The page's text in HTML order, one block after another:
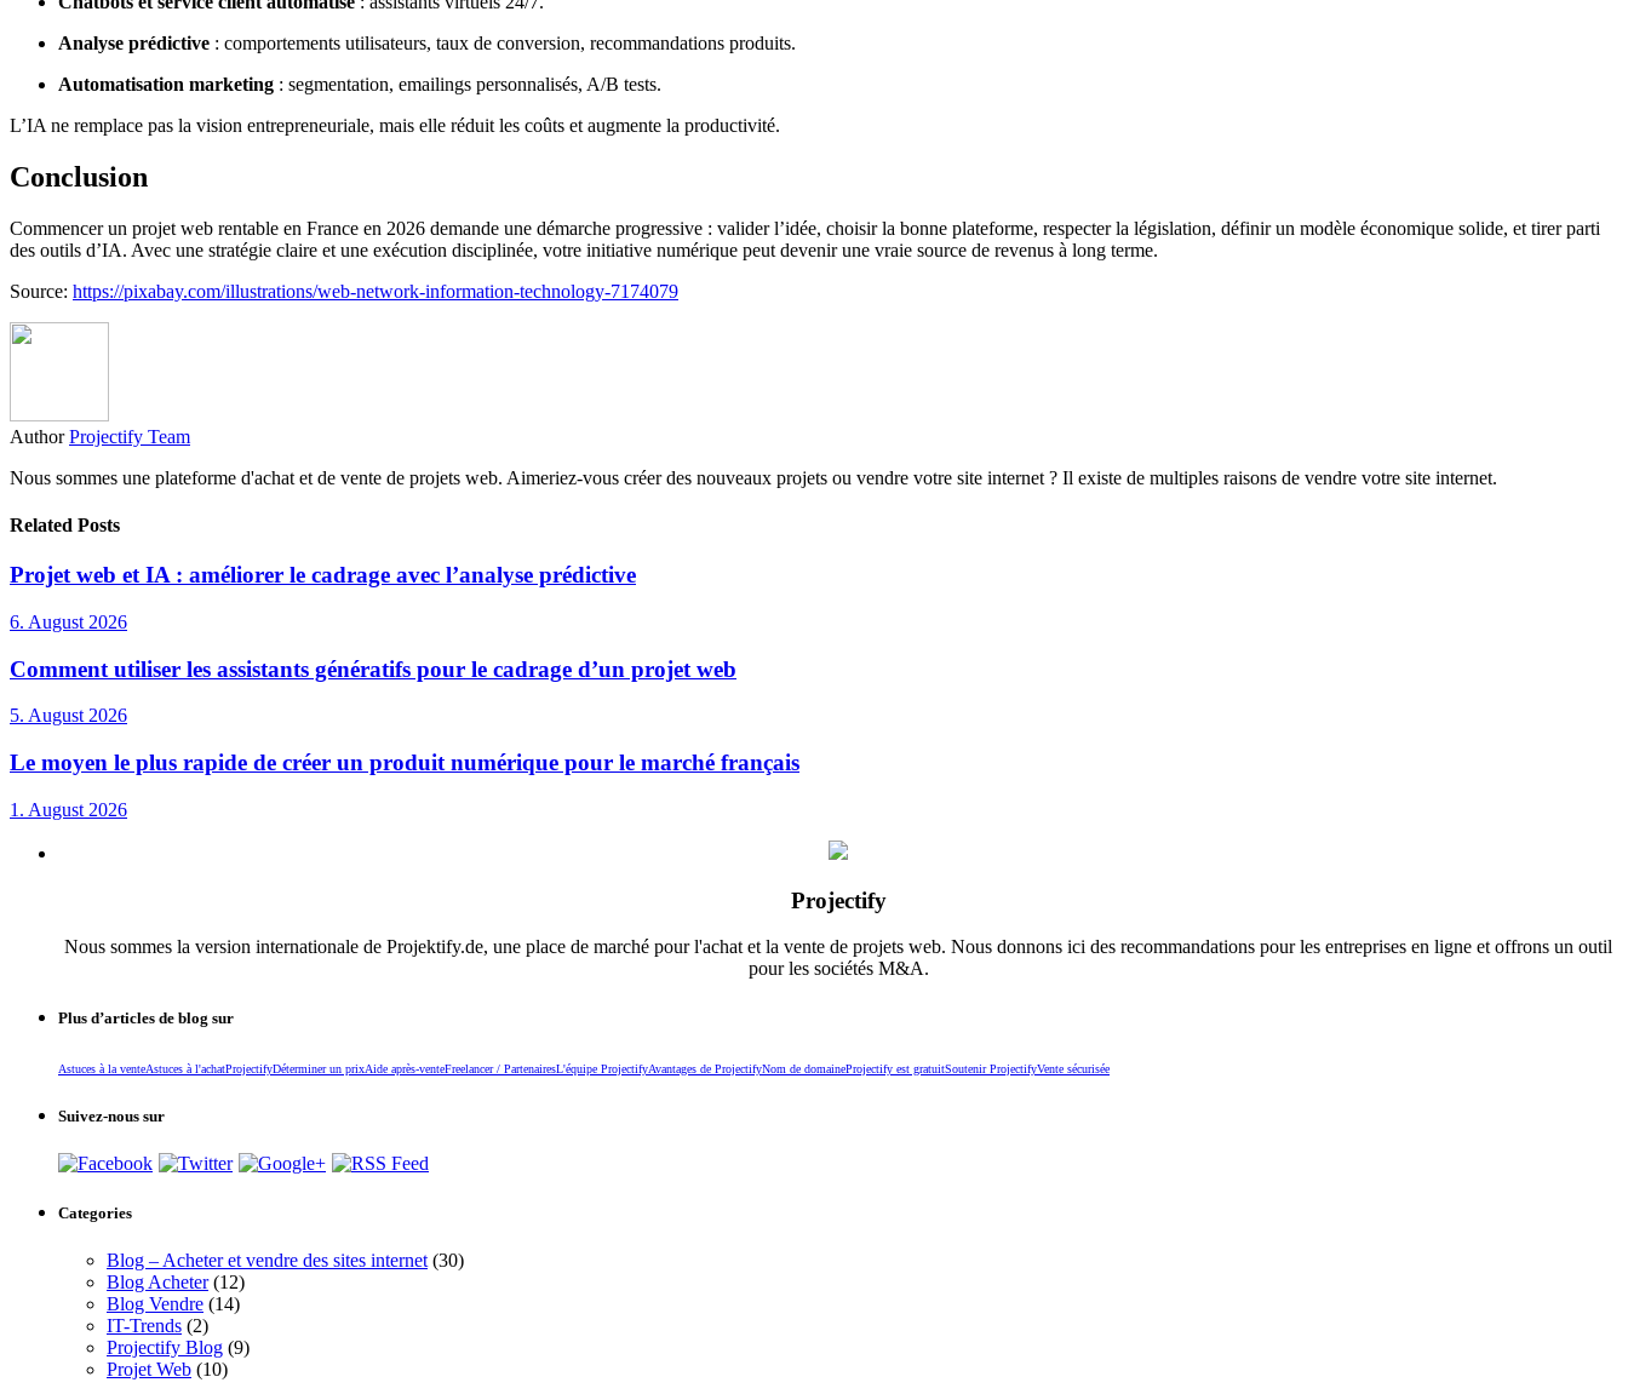
Analyse prédictive : comportements utilisateurs, taux de conversion, recommandations produits.
Automatisation marketing : segmentation, emailings personnalisés, A/B tests.
L’IA ne remplace pas la vision entrepreneuriale, mais elle réduit les coûts et augmente la productivité.
Conclusion
Commencer un projet web rentable en France en 2026 demande une démarche progressive : valider l’idée, choisir la bonne plateforme, respecter la législation, définir un modèle économique solide, et tirer parti
des outils d’IA. Avec une stratégie claire et une exécution disciplinée, votre initiative numérique peut devenir une vraie source de revenus à long terme.
Source: https://pixabay.com/illustrations/web-network-information-technology-7174079
Author Projectify Team
Nous sommes une plateforme d'achat et de vente de projets web. Aimeriez-vous créer des nouveaux projets ou vendre votre site internet ? Il existe de multiples raisons de vendre votre site internet.
Related Posts
Projet web et IA : améliorer le cadrage avec l’analyse prédictive
6. August 2026
Comment utiliser les assistants génératifs pour le cadrage d’un projet web
5. August 2026
Le moyen le plus rapide de créer un produit numérique pour le marché français
1. August 2026
Projectify
Nous sommes la version internationale de Projektify.de, une place de marché pour l'achat et la vente de projets web. Nous donnons ici des recommandations pour les entreprises en ligne et offrons un outil
pour les sociétés M&A.
Plus d’articles de blog sur
Astuces à la venteAstuces à l'achatProjectifyDéterminer un prixAide après-venteFreelancer / PartenairesL'équipe ProjectifyAvantages de ProjectifyNom de domaineProjectify est gratuitSoutenir ProjectifyVente sécurisée
Suivez-nous sur
Categories
Blog – Acheter et vendre des sites internet (30)
Blog Acheter(12)
Blog Vendre (14)
IT-Trends (2)
Projectify Blog (9)
Projet Web (10)